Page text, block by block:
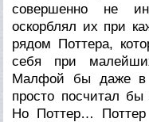
совершенно не
оскорблял их при
рядом Поттера,
себя при
Малфой бы даже в
просто посчитал бы
Но Поттер…